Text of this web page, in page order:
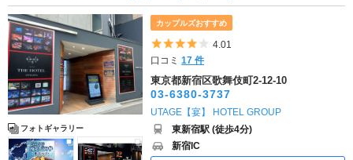
フォトギャラリー
カップルズおすすめ
5つ星のうち4
4.01
口コミ17 件
東京都新宿区歌舞伎町2-12-10
03-6380-3737
UTAGE【宴】 HOTEL GROUP
東新宿駅 (徒歩4分)
新宿IC